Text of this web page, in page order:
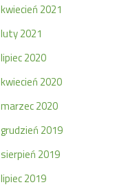
kwiecień 2021
luty 2021
lipiec 2020
kwiecień 2020
marzec 2020
grudzień 2019
sierpień 2019
lipiec 2019